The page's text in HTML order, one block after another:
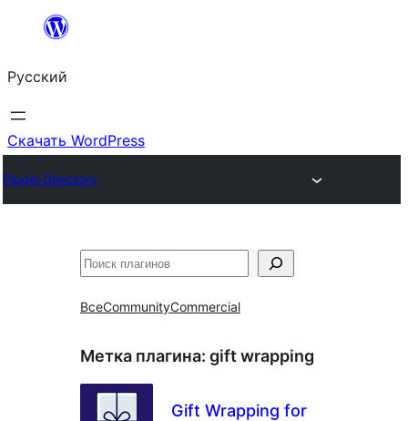
Перейти
содержимому
Русский
Скачать WordPress
Plugin Directory
Поиск
ВсеCommunityCommercial
Метка плагина: gift wrapping
Gift Wrapping for